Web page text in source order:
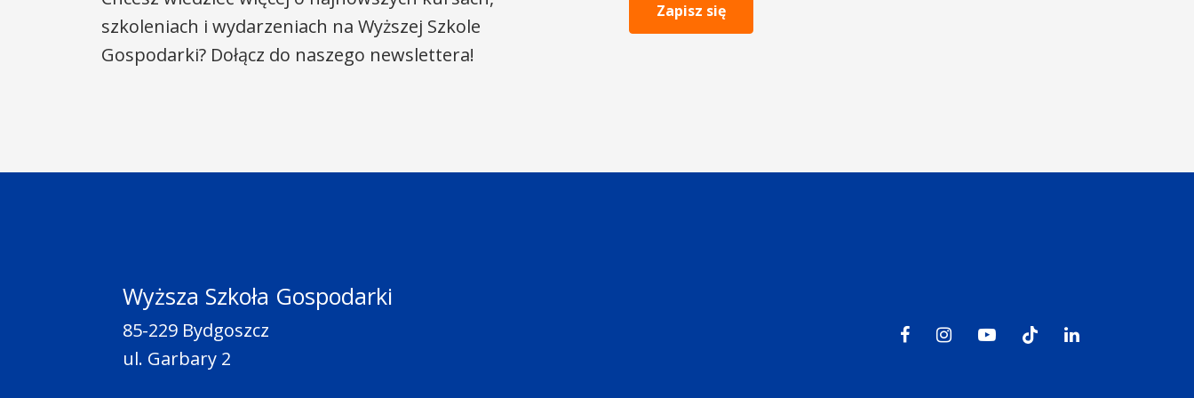
szkoleniach i wydarzeniach na Wyższej Szkole
Gospodarki? Dołącz do naszego newslettera!
Zapisz się
Wyższa Szkoła Gospodarki
85-229 Bydgoszcz
ul. Garbary 2